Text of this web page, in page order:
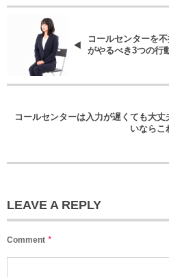
コールセンターを
がやるべき3つの行
コールセンターは入力が遅くても大丈
いならこ
LEAVE A REPLY
Comment *